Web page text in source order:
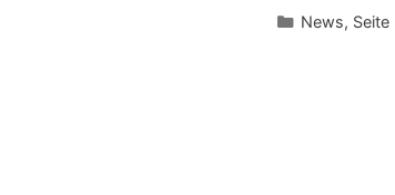
Kategorien
News, Seite